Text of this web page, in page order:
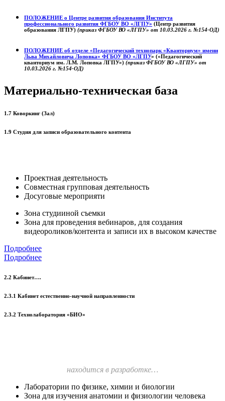
ПОЛОЖЕНИЕ о Центре развития образования Института
профессионального развития ФГБОУ ВО «ЛГПУ» (Центр развития
образования ЛГПУ) (приказ ФГБОУ ВО «ЛГПУ» от 10.03.2026 г. №154-ОД)
ПОЛОЖЕНИЕ об отделе «Педагогический технопарк «Кванториум» имени
Льва Михайловича Лоповка» ФГБОУ ВО «ЛГПУ» («Педагогический
кванториум им. Л.М. Лоповка ЛГПУ») (приказ ФГБОУ ВО «ЛГПУ» от
10.03.2026 г. №154-ОД)
Материально-техническая база
1.7 Коворкинг (Зал)
1.9 Студия для записи образовательного контента
Проектная деятельность
Совместная групповая деятельность
Досуговые мероприяти
Зона студииной съемки
Зона для проведения вебинаров, для создания
видеороликов/контента и записи их в высоком качестве
Подробнее
Подробнее
2.2 Кабинет….
2.3.1 Кабинет естественно-научной направленности
2.3.2 Технолаборатория «БИО»
находится в разработке…
Лаборатории по физике, химии и биологии
Зона для изучения анатомии и физиологии человека